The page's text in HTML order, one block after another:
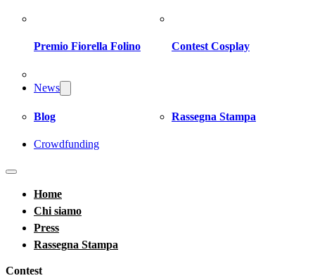
Premio Fiorella Folino Contest Cosplay
News
Blog Rassegna Stampa
Crowdfunding
Home
Chi siamo
Press
Rassegna Stampa
Contest